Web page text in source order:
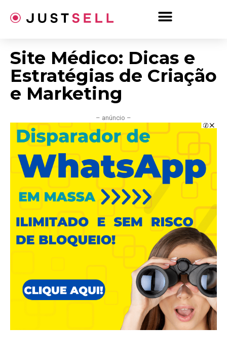
para
Site Médico: Dicas e
Estratégias de Criação
e Marketing
– anúncio –